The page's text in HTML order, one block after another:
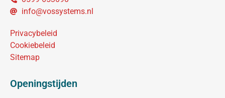
info@vossystems.nl
Privacybeleid
Cookiebeleid
Sitemap
Openingstijden